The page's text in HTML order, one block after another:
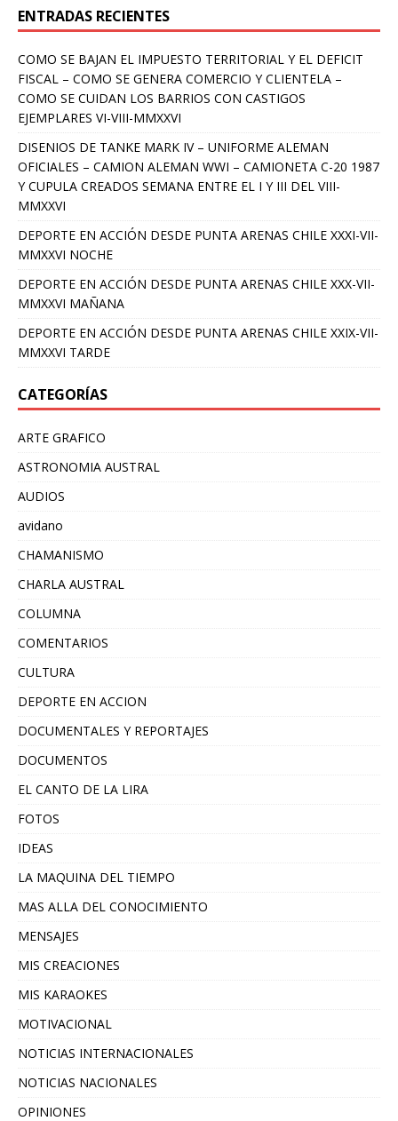
ENTRADAS RECIENTES
COMO SE BAJAN EL IMPUESTO TERRITORIAL Y EL DEFICIT
FISCAL – COMO SE GENERA COMERCIO Y CLIENTELA –
COMO SE CUIDAN LOS BARRIOS CON CASTIGOS
EJEMPLARES VI-VIII-MMXXVI
DISENIOS DE TANKE MARK IV – UNIFORME ALEMAN
OFICIALES – CAMION ALEMAN WWI – CAMIONETA C-20 1987
Y CUPULA CREADOS SEMANA ENTRE EL I Y III DEL VIII-
MMXXVI
DEPORTE EN ACCIÓN DESDE PUNTA ARENAS CHILE XXXI-VII-
MMXXVI NOCHE
DEPORTE EN ACCIÓN DESDE PUNTA ARENAS CHILE XXX-VII-
MMXXVI MAÑANA
DEPORTE EN ACCIÓN DESDE PUNTA ARENAS CHILE XXIX-VII-
MMXXVI TARDE
CATEGORÍAS
ARTE GRAFICO
ASTRONOMIA AUSTRAL
AUDIOS
avidano
CHAMANISMO
CHARLA AUSTRAL
COLUMNA
COMENTARIOS
CULTURA
DEPORTE EN ACCION
DOCUMENTALES Y REPORTAJES
DOCUMENTOS
EL CANTO DE LA LIRA
FOTOS
IDEAS
LA MAQUINA DEL TIEMPO
MAS ALLA DEL CONOCIMIENTO
MENSAJES
MIS CREACIONES
MIS KARAOKES
MOTIVACIONAL
NOTICIAS INTERNACIONALES
NOTICIAS NACIONALES
OPINIONES